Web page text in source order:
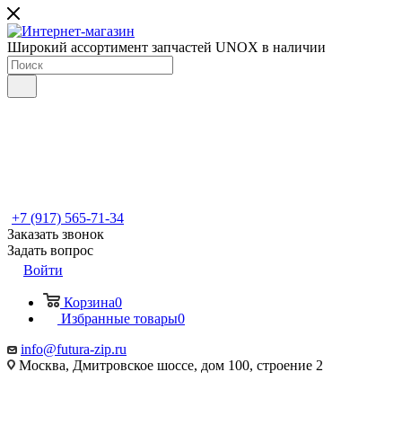
Широкий ассортимент запчастей UNOX в наличии
+7 (917) 565-71-34
Заказать звонок
Задать вопрос
Войти
Корзина0
Избранные товары0
info@futura-zip.ru
Москва, Дмитровское шоссе, дом 100, строение 2